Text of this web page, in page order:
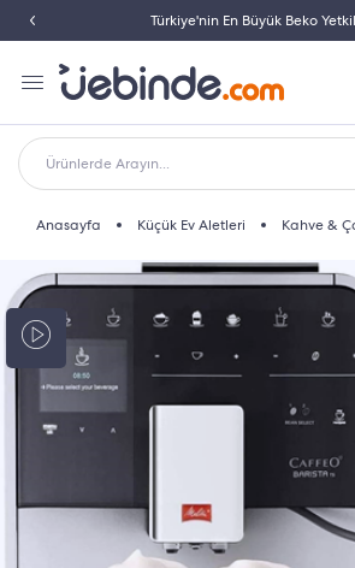
Türkiye'nin En Büyük Beko Yetkili
Ürünlerde Arayın...
Anasayfa Küçük Ev Aletleri Kahve &